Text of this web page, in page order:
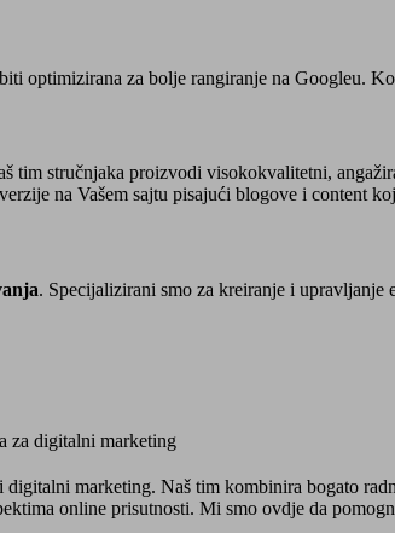
optimizirana za bolje rangiranje na Googleu.
tim stručnjaka proizvodi visokokvalitetni,
na Vašem sajtu pisajući blogove i content
. Specijalizirani smo za kreiranje i upravljanje
digitalni marketing. Naš tim kombinira bogato
online prisutnosti. Mi smo ovdje da